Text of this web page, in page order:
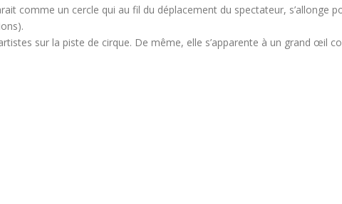
comme un cercle qui au fil du déplacement du spectateur, s’allonge
sur la piste de cirque. De même, elle s’apparente à un grand œil